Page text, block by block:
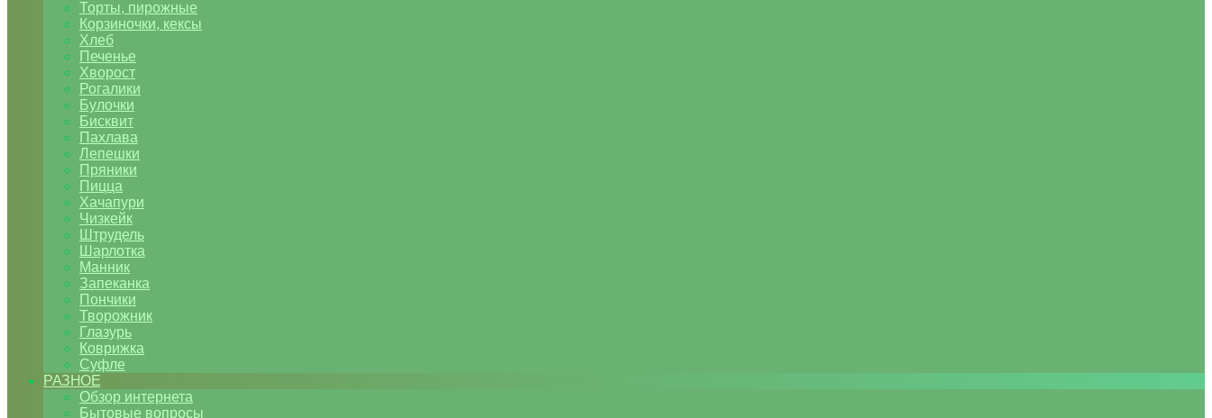
Торты, пирожные
Корзиночки, кексы
Хлеб
Печенье
Хворост
Рогалики
Булочки
Бисквит
Пахлава
Лепешки
Пряники
Пицца
Хачапури
Чизкейк
Штрудель
Шарлотка
Манник
Запеканка
Пончики
Творожник
Глазурь
Коврижка
Суфле
РАЗНОЕ
Обзор интернета
Бытовые вопросы